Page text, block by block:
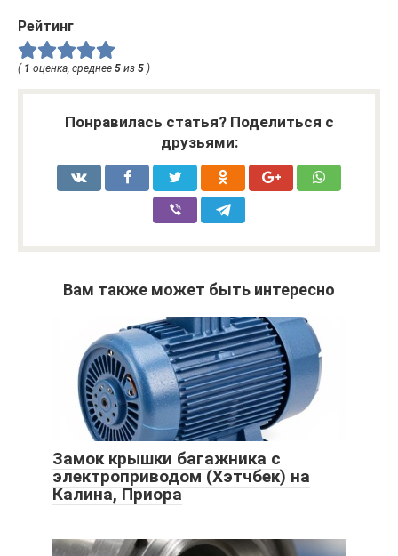
Рейтинг
( 1 оценка, среднее 5 из 5 )
Понравилась статья? Поделиться с
друзьями:
Вам также может быть интересно
Замок крышки багажника с
электроприводом (Хэтчбек) на
Калина, Приора